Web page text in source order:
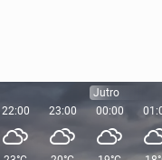
22:00 23:00
Jutro
00:00